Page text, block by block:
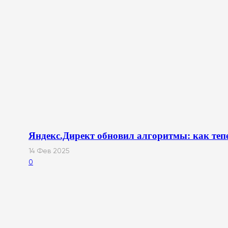
Яндекс.Директ обновил алгоритмы: как
14 Фев 2025
0